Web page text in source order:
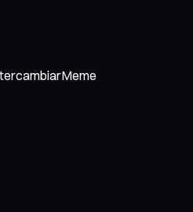
Meme